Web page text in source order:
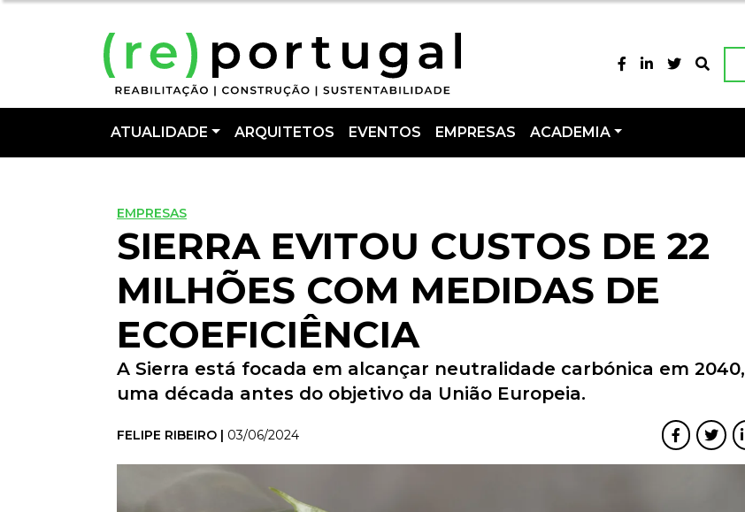
ATUALIDADE ARQUITETOS EVENTOS EMPRESAS ACADEMIA
EMPRESAS
SIERRA EVITOU CUSTOS DE 22
MILHÕES COM MEDIDAS DE
ECOEFICIÊNCIA
A Sierra está focada em alcançar neutralidade carbónica em 2040,
uma década antes do objetivo da União Europeia.
FELIPE RIBEIRO | 03/06/2024